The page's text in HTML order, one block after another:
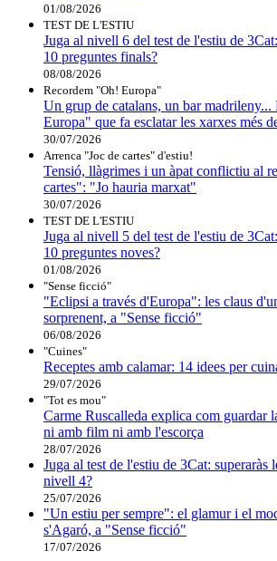
01/08/2026
TEST DE L'ESTIU
Juga al nivell 6 del test de l'estiu de
10 preguntes finals?
08/08/2026
Recordem "Oh! Europa"
Un grup de catalans, un bar
Europa" que fa esclatar les xarxes més
30/07/2026
Arrenca "Joc de cartes" d'estiu!
Tensió, llàgrimes i un àpat conflictiu al
cartes": "Jo hauria marxat"
30/07/2026
TEST DE L'ESTIU
Juga al nivell 5 del test de l'estiu de
10 preguntes noves?
01/08/2026
"Sense ficció"
"Eclipsi a través d'Europa": les claus
sorprenent, a "Sense ficció"
06/08/2026
"Cuines"
Receptes amb calamar: 14 idees per
29/07/2026
"Tot es mou"
Carme Ruscalleda explica com guardar
ni amb film ni amb l'escorça
28/07/2026
Juga al test de l'estiu de 3Cat: superaràs
nivell 4?
25/07/2026
"Un estiu per sempre": el glamur i el
s'Agaró, a "Sense ficció"
17/07/2026